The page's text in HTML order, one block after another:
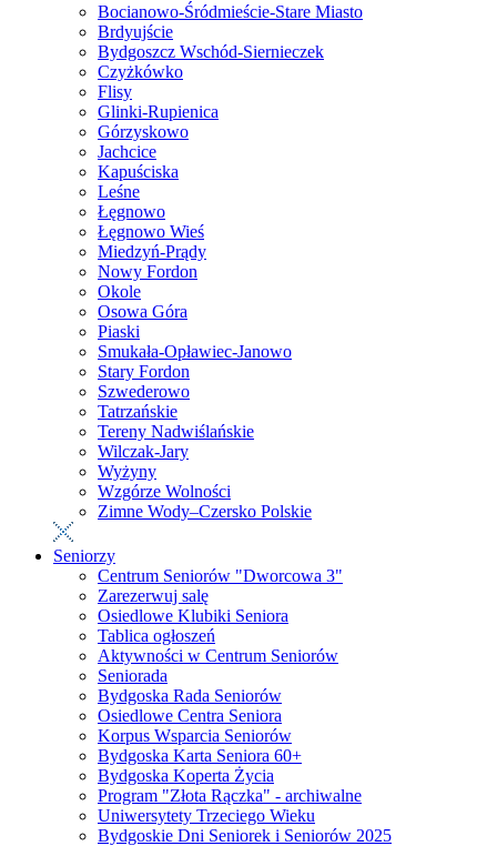
Bocianowo-Śródmieście-Stare Miasto
Brdyujście
Bydgoszcz Wschód-Siernieczek
Czyżkówko
Flisy
Glinki-Rupienica
Górzyskowo
Jachcice
Kapuściska
Leśne
Łęgnowo
Łęgnowo Wieś
Miedzyń-Prądy
Nowy Fordon
Okole
Osowa Góra
Piaski
Smukała-Opławiec-Janowo
Stary Fordon
Szwederowo
Tatrzańskie
Tereny Nadwiślańskie
Wilczak-Jary
Wyżyny
Wzgórze Wolności
Zimne Wody–Czersko Polskie
Seniorzy
Centrum Seniorów "Dworcowa 3"
Zarezerwuj salę
Osiedlowe Klubiki Seniora
Tablica ogłoszeń
Aktywności w Centrum Seniorów
Seniorada
Bydgoska Rada Seniorów
Osiedlowe Centra Seniora
Korpus Wsparcia Seniorów
Bydgoska Karta Seniora 60+
Bydgoska Koperta Życia
Program "Złota Rączka" - archiwalne
Uniwersytety Trzeciego Wieku
Bydgoskie Dni Seniorek i Seniorów 2025